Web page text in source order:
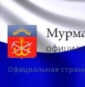
Официальная